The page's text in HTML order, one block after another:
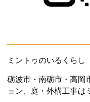
ミントゥのいるくら
砺波市・南砺市・高岡
ョン、庭・外構工事は